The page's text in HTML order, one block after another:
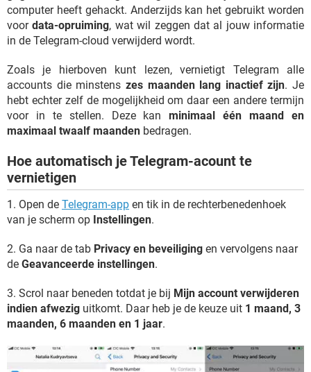
computer heeft gehackt. Anderzijds kan het gebruikt worden
voordata-opruiming, wat wil zeggen dat al jouw informatie
in de Telegram-cloud verwijderd wordt.
Zoals je hierboven kunt lezen, vernietigt Telegram alle
accounts die minstens zes maanden lang inactief zijn. Je
hebt echter zelf de mogelijkheid om daar een andere termijn
voor in te stellen. Deze kanminimaal één maand en
maximaal twaalf maanden bedragen.
Hoe automatisch je Telegram-acount te
vernietigen
1. Open de Telegram-app en tik in de rechterbenedenhoek
van je scherm op Instellingen.
2. Ga naar de tab Privacy en beveiliging en vervolgens naar
de Geavanceerde instellingen.
3. Scrol naar beneden totdat je bij Mijn account verwijderen
indien afwezig uitkomt. Daar heb je de keuze uit 1 maand, 3
maanden, 6 maanden en 1 jaar.